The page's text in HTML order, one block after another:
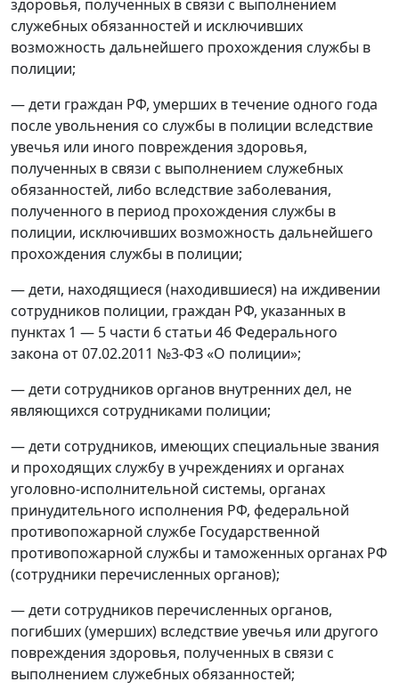
здоровья, полученных в связи с выполнением
служебных обязанностей и исключивших
возможность дальнейшего прохождения службы в
полиции;
— дети граждан РФ, умерших в течение одного года
после увольнения со службы в полиции вследствие
увечья или иного повреждения здоровья,
полученных в связи с выполнением служебных
обязанностей, либо вследствие заболевания,
полученного в период прохождения службы в
полиции, исключивших возможность дальнейшего
прохождения службы в полиции;
— дети, находящиеся (находившиеся) на иждивении
сотрудников полиции, граждан РФ, указанных в
пунктах 1 — 5 части 6 статьи 46 Федерального
закона от 07.02.2011 №3‑ФЗ «О полиции»;
— дети сотрудников органов внутренних дел, не
являющихся сотрудниками полиции;
— дети сотрудников, имеющих специальные звания
и проходящих службу в учреждениях и органах
уголовно‑исполнительной системы, органах
принудительного исполнения РФ, федеральной
противопожарной службе Государственной
противопожарной службы и таможенных органах РФ
(сотрудники перечисленных органов);
— дети сотрудников перечисленных органов,
погибших (умерших) вследствие увечья или другого
повреждения здоровья, полученных в связи с
выполнением служебных обязанностей;